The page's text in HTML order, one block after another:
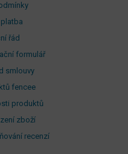
řád
formulář
smlouvy
fencee
produktů
zboží
recenzí